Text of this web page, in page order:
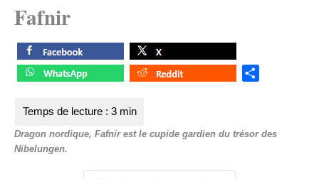
Fafnir
e
Dragon nordique, Fafnir est le cupide gardien du trésor des
Nibelungen.